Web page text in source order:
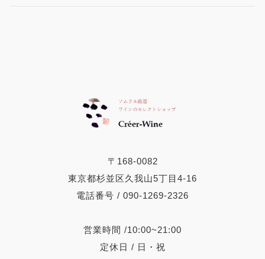
〒168-0082
東京都杉並区久我山5丁目4-16
電話番号 / 090-1269-2326
営業時間 /10:00~21:00
定休日 / 日・祝